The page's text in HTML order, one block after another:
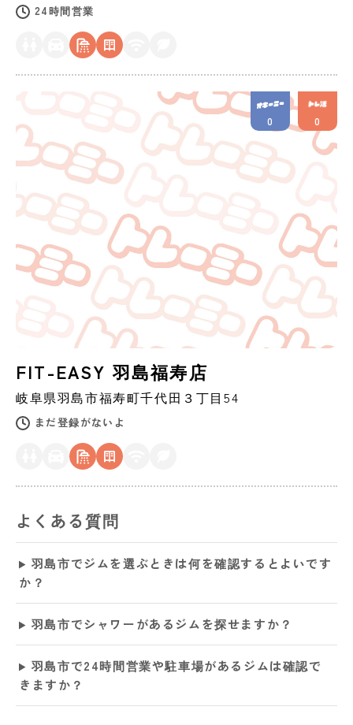
24時間営業
FIT-EASY 羽島福寿店
岐阜県羽島市福寿町千代田３丁目54
まだ登録がないよ
0 0
よくある質問
羽島市でジムを選ぶときは何を確認するとよいです
か？
羽島市でシャワーがあるジムを探せますか？
羽島市で24時間営業や駐車場があるジムは確認で
きますか？